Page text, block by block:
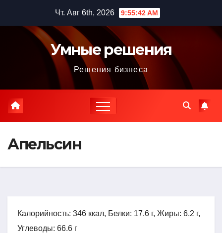
содержимому
Чт. Авг 6th, 2026 9:55:44 AM
Умные решения
Решения бизнеса
Апельсин
Калорийность: 346 ккал, Белки: 17.6 г, Жиры: 6.2 г,
Углеводы: 66.6 г